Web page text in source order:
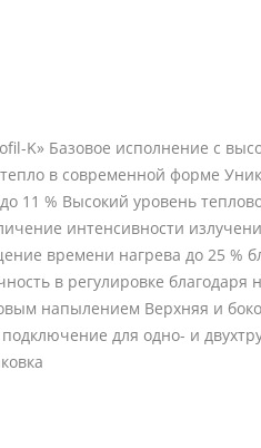
K» Базовое исполнение с
в современной форме
11 % Высокий уровень
интенсивности
времени нагрева до 25 %
в регулировке
напылением Верхняя и
для одно- и